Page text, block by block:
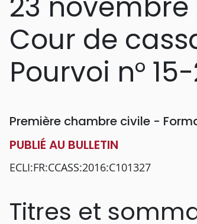
Cour de
Pourvoi n°
Première chambre civile -
PUBLIÉ AU BULLETIN
ECLI:FR:CCASS:2016:C101327
Titres et